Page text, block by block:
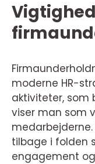
moderne HR-
aktiviteter, som
viser man som
tilbage i folden
engagement